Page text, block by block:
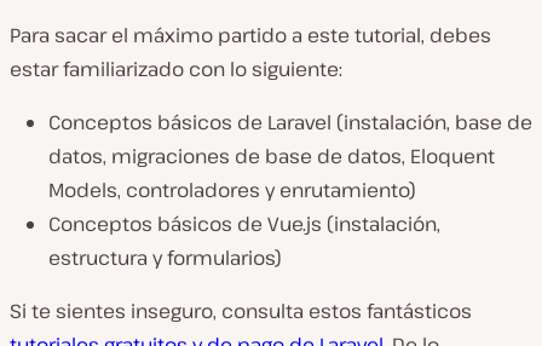
Para sacar el máximo partido a este tutorial, debes
estar familiarizado con lo siguiente:
Conceptos básicos de Laravel (instalación, base de
datos, migraciones de base de datos, Eloquent
Models, controladores y enrutamiento)
Conceptos básicos de Vue.js (instalación,
estructura y formularios)
Si te sientes inseguro, consulta estos fantásticos